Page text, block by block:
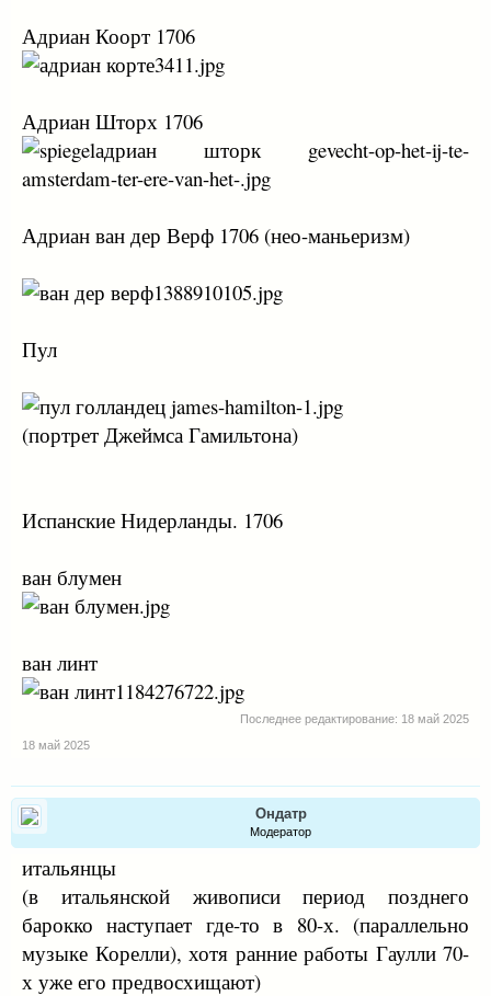
Адриан Коорт 1706
Адриан Шторх 1706
Адриан ван дер Верф 1706 (нео-маньеризм)
Пул
(портрет Джеймса Гамильтона)
Испанские Нидерланды. 1706
ван блумен
ван линт
Последнее редактирование: 18 май 2025
18 май 2025
Ондатр
Модератор
итальянцы
(в итальянской живописи период позднего
барокко наступает где-то в 80-х. (параллельно
музыке Корелли), хотя ранние работы Гаулли 70-
х уже его предвосхищают)